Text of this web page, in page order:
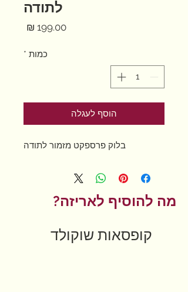
לתודה
כמות *
הוסף לעגלה
בלוק פרספקט מזמור לתודה
מה להוסיף לאריזה?
קופסאות שוקולד